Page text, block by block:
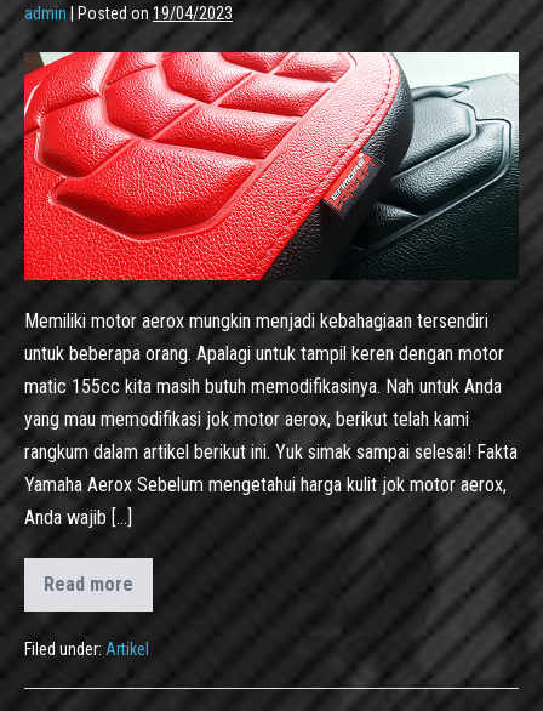
admin Posted on 19/04/2023
Memiliki motor aerox mungkin menjadi kebahagiaan tersendiri
untuk beberapa orang. Apalagi untuk tampil keren dengan motor
matic 155cc kita masih butuh memodifikasinya. Nah untuk Anda
yang mau memodifikasi jok motor aerox, berikut telah kami
rangkum dalam artikel berikut ini. Yuk simak sampai selesai! Fakta
Yamaha Aerox Sebelum mengetahui harga kulit jok motor aerox,
Anda wajib […]
Read more
Filed under: Artikel